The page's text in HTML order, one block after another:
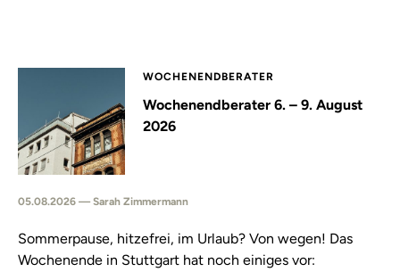
WOCHENENDBERATER
Wochenendberater 6. – 9. August
2026
05.08.2026 — Sarah Zimmermann
Sommerpause, hitzefrei, im Urlaub? Von wegen! Das
Wochenende in Stuttgart hat noch einiges vor: